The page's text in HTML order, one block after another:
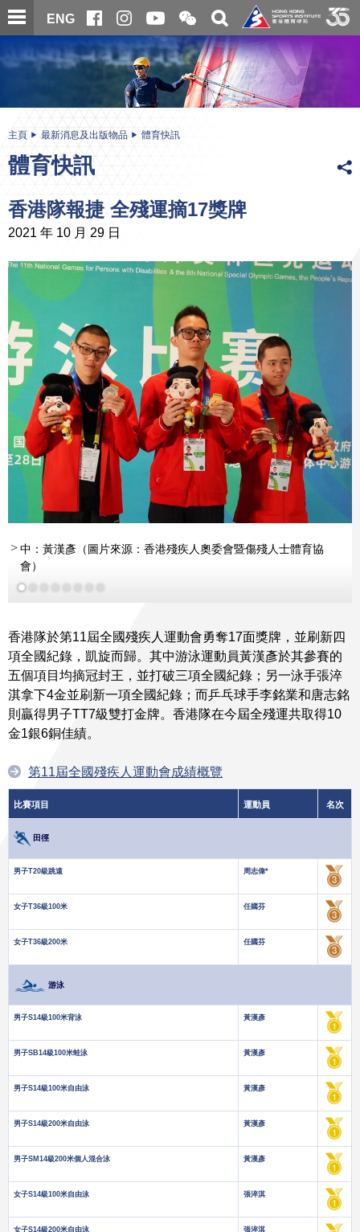
跳
至
內
ENG
開
合
微
信
二
維
碼
關
搜
尋
内
主頁 最新消息及出版物品 體育快訊
體育快訊
香港隊報捷 全殘運摘17獎牌
2021 年 10 月 29 日
中：黃漢彥（圖片來源：香港殘疾人奧委會暨傷殘人士體育協
會）
更多
更多
香港隊於第11屆全國殘疾人運動會勇奪17面獎牌，並刷新四
項全國紀錄，凱旋而歸。其中游泳運動員黃漢彥於其參賽的
五個項目均摘冠封王，並打破三項全國紀錄；另一泳手張淬
淇拿下4金並刷新一項全國紀錄；而乒乓球手李銘業和唐志銘
則贏得男子TT7級雙打金牌。香港隊在今屆全殘運共取得10
金1銀6銅佳績。
第11屆全國殘疾人運動會成績概覽
比賽項目 運動員 名次
田徑
男子T20級跳遠 周志偉*
女子T36級100米 任國芬
女子T36級200米 任國芬
游泳
男子S14級100米背泳 黃漢彥
男子SB14級100米蛙泳 黃漢彥
男子S14級100米自由泳 黃漢彥
男子S14級200米自由泳 黃漢彥
男子SM14級200米個人混合泳 黃漢彥
女子S14級100米自由泳 張淬淇
女子S14級200米自由泳 張淬淇